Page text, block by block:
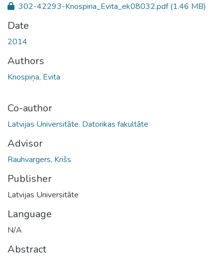
302-42293-Knospina_Evita_ek08032.pdf(1.46 MB)
Date
2014
Authors
Knospiņa, Evita
Co-author
Latvijas Universitāte. Datorikas fakultāte
Advisor
Rauhvargers, Krišs
Publisher
Latvijas Universitāte
Language
N/A
Abstract